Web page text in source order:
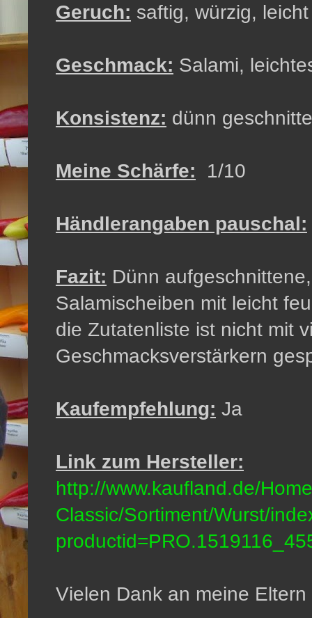
Geruch: saftig, würzig,
Geschmack: Salami,
Konsistenz: dünn
Meine Schärfe: 1/10
Händlerangaben pauschal:
Fazit: Dünn
Salamischeiben mit leicht
die Zutatenliste ist nicht mit
Geschmacksverstärkern
Kaufempfehlung: Ja
Link zum Hersteller:
http://www.kaufland.de/
Classic/Sortiment/Wurst/
Vielen Dank an meine